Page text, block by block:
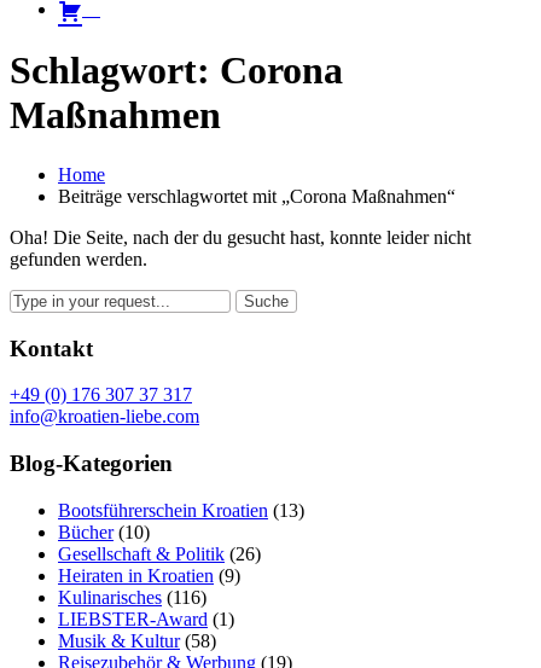
Schlagwort: Corona
Maßnahmen
Home
Beiträge verschlagwortet mit „Corona Maßnahmen“
Oha! Die Seite, nach der du gesucht hast, konnte leider nicht
gefunden werden.
Kontakt
+49 (0) 176 307 37 317
info@kroatien-liebe.com
Blog-Kategorien
Bootsführerschein Kroatien (13)
Bücher(10)
Gesellschaft & Politik (26)
Heiraten in Kroatien (9)
Kulinarisches (116)
LIEBSTER-Award (1)
Musik & Kultur(58)
Reisezubehör & Werbung (19)